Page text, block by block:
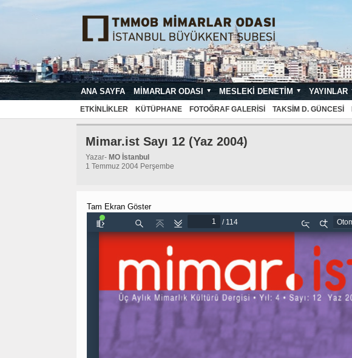
ANA SAYFA MIMARLAR ODASI MESLEKI DENETIM YAYINLAR
ETKINLIKLER KÜTÜPHANE FOTOĞRAF GALERISI TAKSIM D. GÜNCESI
Mimar.ist Sayı 12 (Yaz 2004)
Yazar- MO İstanbul
1 Temmuz 2004 Perşembe
Tam Ekran Göster